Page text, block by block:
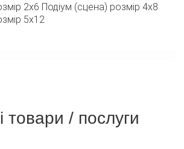
2х6 Подіум (сцена) розмір 4х8
5х12
товари / послуги